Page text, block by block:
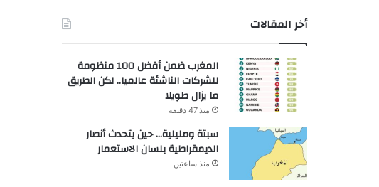
أخر المقالات
المغرب ضمن أفضل 100 منظومة
للشركات الناشئة عالميا.. لكن الطريق
ما يزال طويلا
منذ 47 دقيقة
سبتة ومليلية… حين يتحدث أنصار
الديمقراطية بلسان الاستعمار
منذ ساعتين